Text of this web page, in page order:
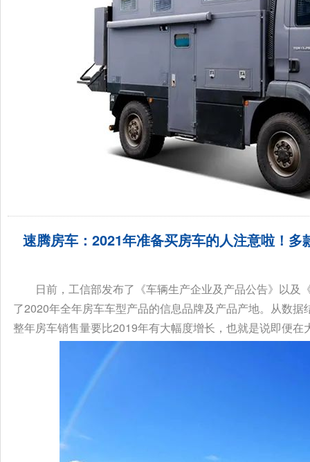
速腾房车：2021年准备买房车的人注意啦！
日前，工信部发布了《车辆生产企业及产品公告》以
了2020年全年房车车型产品的信息品牌及产品产地。从数
整年房车销售量要比2019年有大幅度增长，也就是说即便在